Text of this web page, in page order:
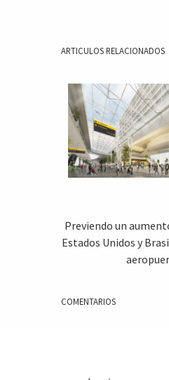
ARTICULOS RELACIONADOS
Previendo un
Estados Unidos y
COMENTARIOS